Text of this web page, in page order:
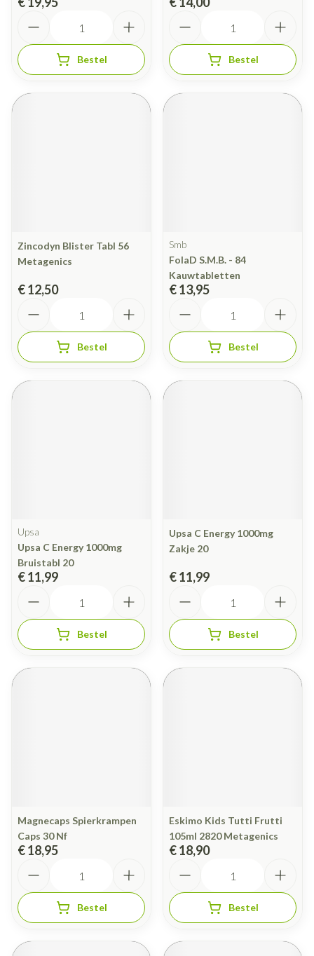
Bestel Bestel
Zincodyn Blister Tabl 56
Metagenics
€ 12,50
Bestel
Smb
FolaD S.M.B. - 84
Kauwtabletten
€ 13,95
Bestel
Upsa
Upsa C Energy 1000mg
Bruistabl 20
€ 11,99
Bestel
Upsa C Energy 1000mg
Zakje 20
€ 11,99
Bestel
Magnecaps Spierkrampen
Caps 30 Nf
€ 18,95
Bestel
Eskimo Kids Tutti Frutti
105ml 2820 Metagenics
€ 18,90
Bestel